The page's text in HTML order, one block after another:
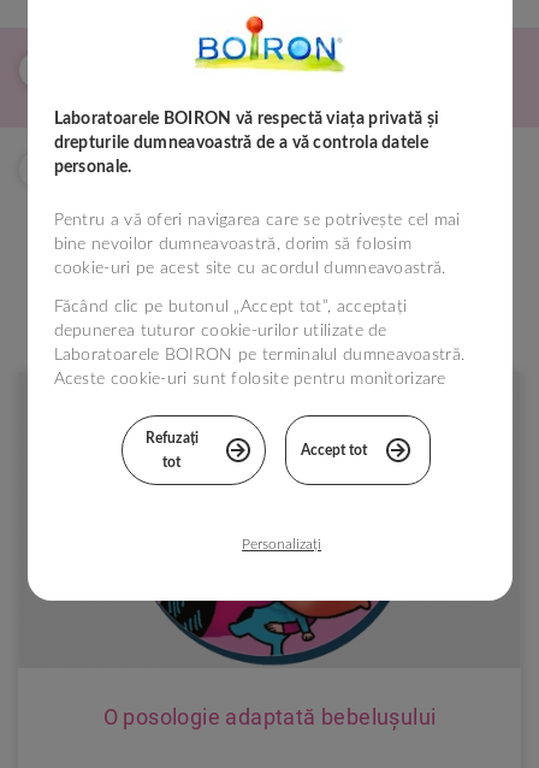
CUM SE PREZINTĂ CAMILIA
CÂT COSTĂ CAMILIA
O posologie adaptată bebelușului
Laboratoarele BOIRON vă respectă viața privată și
drepturile dumneavoastră de a vă controla datele
personale.
Pentru a vă oferi navigarea care se potrivește cel mai
bine nevoilor dumneavoastră, dorim să folosim
cookie-uri pe acest site cu acordul dumneavoastră.
Făcând clic pe butonul „Accept tot”, acceptați
depunerea tuturor cookie-urilor utilizate de
Laboratoarele BOIRON pe terminalul dumneavoastră.
Aceste cookie-uri sunt folosite pentru monitorizare
vizita dumneavoastră pe site-ul nostru.
Puteți configura alegerile în funcție de cookie-uri
făcând clic pe „Personalizați” sau să le refuzați
informații, vă așteptăm pe paginaPolitica de
Refuzați
tot
Accept tot
Personalizați